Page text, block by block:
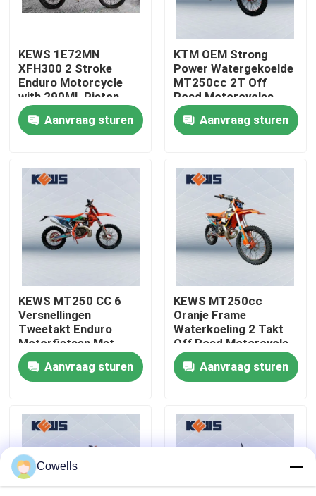
Huis
Producten
Ongeveer ons
Fabrieksreis
Contacteer ons
bloggen
Twee Motorfietsen van Slagenduro
Verzamelingsmotorfietsen
KEWS 1E72MN
XFH300 2 Stroke
Enduro Motorcycle
with 290ML Piston
Displacement and
38.6KW Maximum
Power
Aanvraag sturen
KTM OEM Strong
Power Watergekoelde
MT250cc 2T Off
Road Motorcycles
Aanvraag sturen
KEWS MT250 CC 6
Versnellingen
Tweetakt Enduro
Motorfietsen Met
EXCEL Velg
Aanvraag sturen
KEWS MT250cc
Oranje Frame
Waterkoeling 2 Takt
Off Road Motorcycle
Met EXCEL Rim
Aanvraag sturen
Cowells